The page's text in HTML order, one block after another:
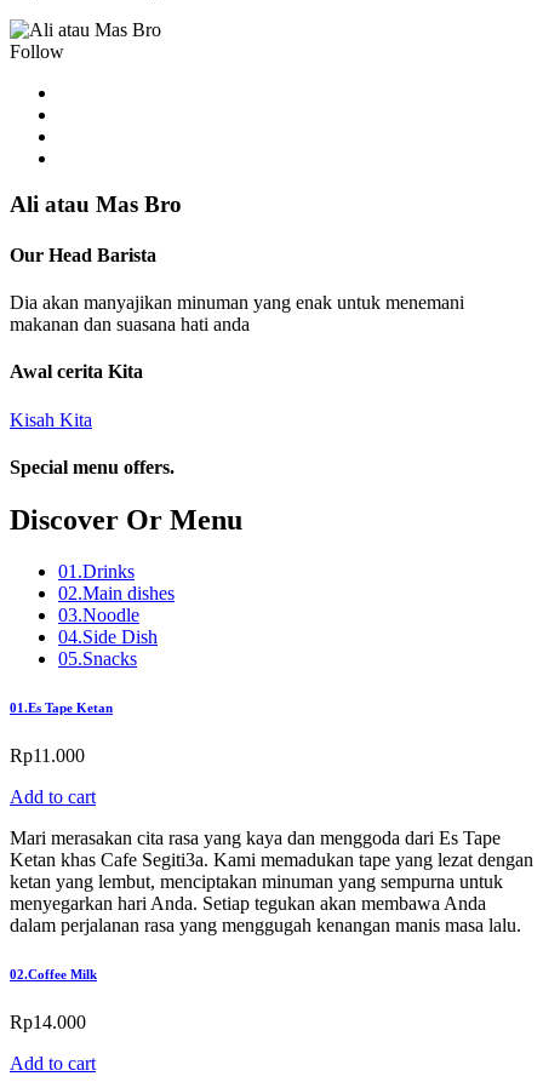
Follow
Ali atau Mas Bro
Our Head Barista
Dia akan manyajikan minuman yang enak untuk menemani
makanan dan suasana hati anda
Awal cerita Kita
Kisah Kita
Special menu offers.
Discover Or Menu
01.Drinks
02.Main dishes
03.Noodle
04.Side Dish
05.Snacks
01.Es Tape Ketan
Rp11.000
Add to cart
Mari merasakan cita rasa yang kaya dan menggoda dari Es Tape
Ketan khas Cafe Segiti3a. Kami memadukan tape yang lezat dengan
ketan yang lembut, menciptakan minuman yang sempurna untuk
menyegarkan hari Anda. Setiap tegukan akan membawa Anda
dalam perjalanan rasa yang menggugah kenangan manis masa lalu.
02.Coffee Milk
Rp14.000
Add to cart